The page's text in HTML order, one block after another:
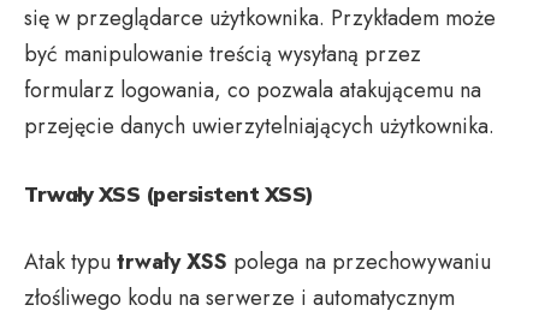
się w przeglądarce użytkownika. Przykładem może
być manipulowanie treścią wysyłaną przez
formularz logowania, co pozwala atakującemu na
przejęcie danych uwierzytelniających użytkownika.
Trwały XSS (persistent XSS)
Atak typutrwały XSS polega na przechowywaniu
złośliwego kodu na serwerze i automatycznym